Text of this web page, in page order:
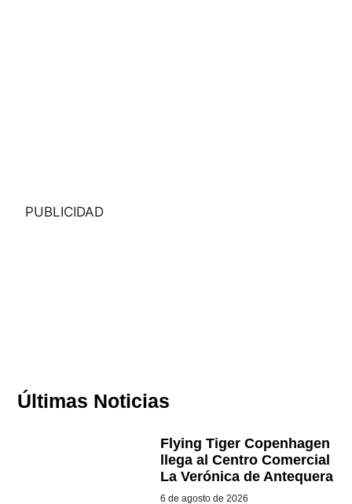
PUBLICIDAD
Últimas Noticias
Flying Tiger Copenhagen
llega al Centro Comercial
La Verónica de Antequera
6 de agosto de 2026